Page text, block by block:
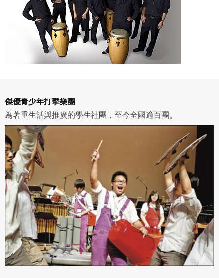
傑優青少年打擊樂團
為著重生活與推廣的學生社團，至今全國逾百團。
七、合意管轄
雙方合意專以臺灣臺北地方法院為第一審管轄法